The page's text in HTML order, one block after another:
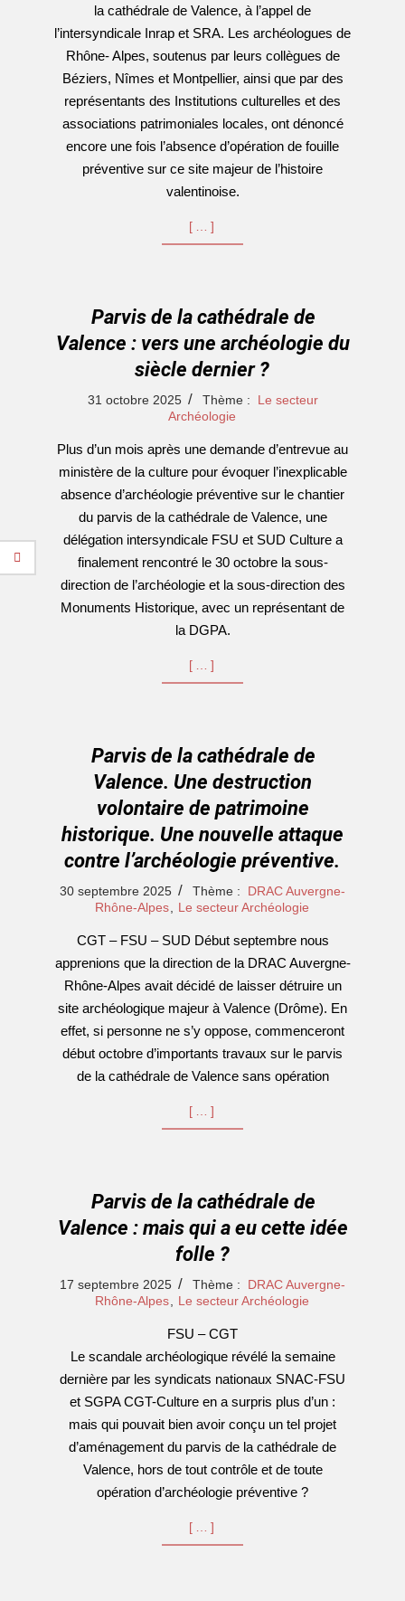
la cathédrale de Valence, à l’appel de
l’intersyndicale Inrap et SRA. Les archéologues de
Rhône- Alpes, soutenus par leurs collègues de
Béziers, Nîmes et Montpellier, ainsi que par des
représentants des Institutions culturelles et des
associations patrimoniales locales, ont dénoncé
encore une fois l’absence d’opération de fouille
préventive sur ce site majeur de l’histoire
valentinoise.
[…]
Parvis de la cathédrale de
Valence : vers une archéologie du
siècle dernier ?
31 octobre 2025 Thème :
Le secteur
Archéologie
Plus d’un mois après une demande d’entrevue au
ministère de la culture pour évoquer l’inexplicable
absence d’archéologie préventive sur le chantier
du parvis de la cathédrale de Valence, une
délégation intersyndicale FSU et SUD Culture a
finalement rencontré le 30 octobre la sous-
direction de l’archéologie et la sous-direction des
Monuments Historique, avec un représentant de
la DGPA.
[…]
Parvis de la cathédrale de
Valence. Une destruction
volontaire de patrimoine
historique. Une nouvelle attaque
contre l’archéologie préventive.
2025-
30 septembre 2025 Thème :
DRAC Auvergne-
Rhône-Alpes
Le secteur Archéologie
CGT – FSU – SUD Début septembre nous
apprenions que la direction de la DRAC Auvergne-
Rhône-Alpes avait décidé de laisser détruire un
site archéologique majeur à Valence (Drôme). En
effet, si personne ne s’y oppose, commenceront
début octobre d’importants travaux sur le parvis
de la cathédrale de Valence sans opération
[…]
Parvis de la cathédrale de
Valence : mais qui a eu cette idée
folle ?
2025-
17 septembre 2025 Thème :
DRAC Auvergne-
Rhône-Alpes
Le secteur Archéologie
FSU – CGT
Le scandale archéologique révélé la semaine
dernière par les syndicats nationaux SNAC-FSU
et SGPA CGT-Culture en a surpris plus d’un :
mais qui pouvait bien avoir conçu un tel projet
d’aménagement du parvis de la cathédrale de
Valence, hors de tout contrôle et de toute
opération d’archéologie préventive ?
[…]